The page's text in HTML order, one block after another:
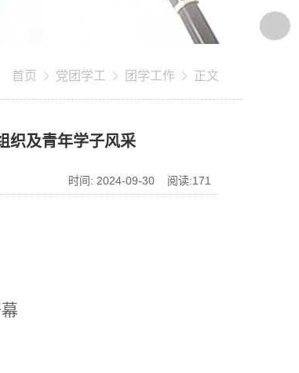
首页 党团学工 团学工作 正文
织及青年学子风采
时间: 2024-09-30 阅读:171